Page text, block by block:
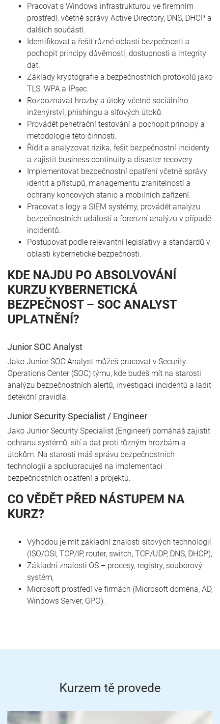
Pracovat s Windows infrastrukturou ve firemním
prostředí, včetně správy Active Directory, DNS, DHCP a
dalších součástí.
Identifikovat a řešit různé oblasti bezpečnosti a
pochopit principy důvěrnosti, dostupnosti a integrity
dat.
Základy kryptografie a bezpečnostních protokolů jako
TLS, WPA a IPsec.
Rozpoznávat hrozby a útoky včetně sociálního
inženýrství, phishingu a síťových útoků.
Provádět penetrační testování a pochopit principy a
metodologie této činnosti.
Řídit a analyzovat rizika, řešit bezpečnostní incidenty
a zajistit business continuity a disaster recovery.
Implementovat bezpečnostní opatření včetně správy
identit a přístupů, managementu zranitelností a
ochrany koncových stanic a mobilních zařízení.
Pracovat s logy a SIEM systémy, provádět analýzu
bezpečnostních událostí a forenzní analýzu v případě
incidentů.
Postupovat podle relevantní legislativy a standardů v
oblasti kybernetické bezpečnosti.
KDE NAJDU PO ABSOLVOVÁNÍ
KURZU KYBERNETICKÁ
BEZPEČNOST – SOC ANALYST
UPLATNĚNÍ?
Junior SOC Analyst
Jako Junior SOC Analyst můžeš pracovat v Security
Operations Center (SOC) týmu, kde budeš mít na starosti
analýzu bezpečnostních alertů, investigaci incidentů a ladit
detekční pravidla.
Junior Security Specialist / Engineer
Jako Junior Security Specialist (Engineer) pomáháš zajistit
ochranu systémů, sítí a dat proti různým hrozbám a
útokům. Na starosti máš správu bezpečnostních
technologií a spolupracuješ na implementaci
bezpečnostních opatření a projektů.
CO VĚDĚT PŘED NÁSTUPEM NA
KURZ?
Výhodou je mít základní znalosti síťových technologií
(ISO/OSI, TCP/IP, router, switch, TCP/UDP, DNS, DHCP),
Základní znalosti OS – procesy, registry, souborový
systém,
Microsoft prostředí ve firmách (Microsoft doména, AD,
Windows Server, GPO).
Kurzem tě provede